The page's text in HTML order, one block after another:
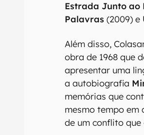
Estrada Junto ao
Palavras (2009) e
Além disso,
obra de 1968 que
apresentar uma
a autobiografia
memórias que
mesmo tempo em
de um conflito